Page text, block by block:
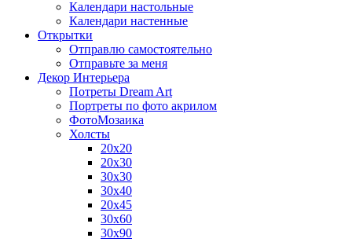
Календари настольные
Календари настенные
Открытки
Отправлю самостоятельно
Отправьте за меня
Декор Интерьера
Потреты Dream Art
Портреты по фото акрилом
ФотоМозаика
Холсты
20х20
20х30
30х30
30х40
20х45
30х60
30х90